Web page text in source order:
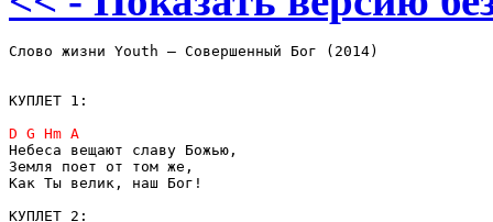
Слово жизни Youth – Совершенный Бог (2014)
КУПЛЕТ 1:
Небеса вещают славу Божью,
Земля поет от том же,
Как Ты велик, наш Бог!
КУПЛЕТ 2: